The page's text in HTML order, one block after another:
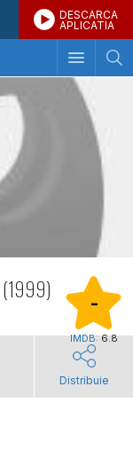
DESCARCA
APLICATIA
(1999)
-
IMDB:6.8
Distribuie